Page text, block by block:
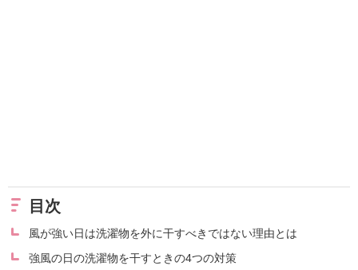
目次
風が強い日は洗濯物を外に干すべきではない理由とは
強風の日の洗濯物を干すときの4つの対策